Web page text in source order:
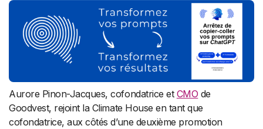
Aurore Pinon-Jacques, cofondatrice et CMO de
Goodvest, rejoint la Climate House en tant que
cofondatrice, aux côtés d’une deuxième promotion